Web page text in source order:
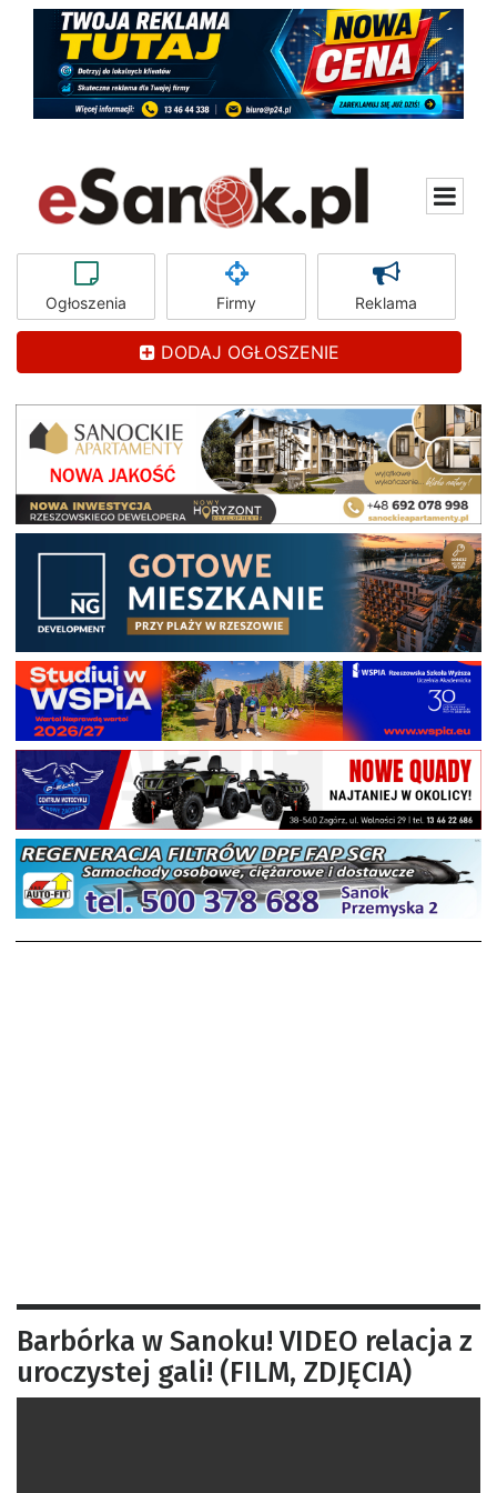
Ogłoszenia Firmy Reklama
DODAJ OGŁOSZENIE
Barbórka w Sanoku! VIDEO relacja z
uroczystej gali! (FILM, ZDJĘCIA)